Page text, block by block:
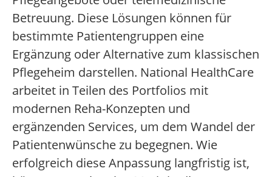
Betreuung. Diese Lösungen können für
bestimmte Patientengruppen eine
Ergänzung oder Alternative zum klassischen
Pflegeheim darstellen. National HealthCare
arbeitet in Teilen des Portfolios mit
modernen Reha-Konzepten und
ergänzenden Services, um dem Wandel der
Patientenwünsche zu begegnen. Wie
erfolgreich diese Anpassung langfristig ist,